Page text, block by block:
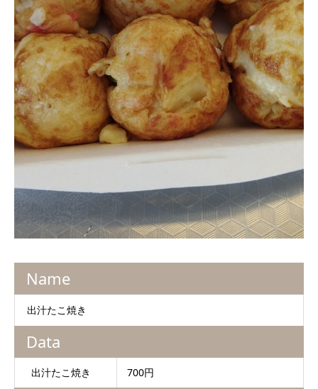
Name
出汁たこ焼き
Data
出汁たこ焼き 700円